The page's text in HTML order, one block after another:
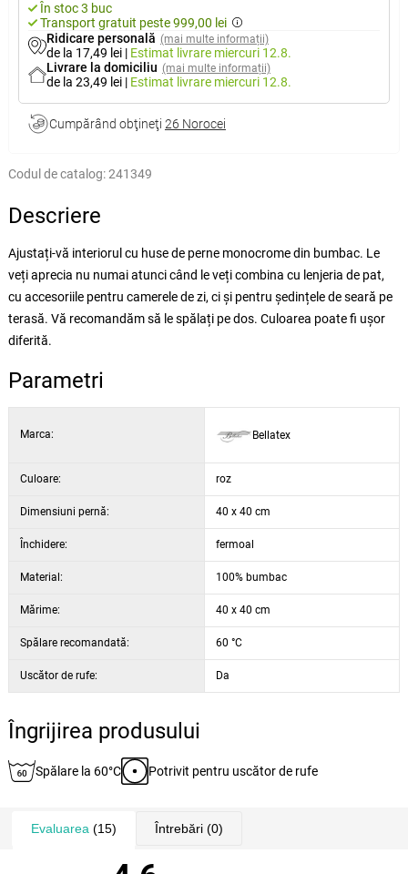
În stoc 3 buc
Transport gratuit peste 999,00 lei
Ridicare personală (mai multe informații)
de la 17,49 lei | Estimat livrare miercuri 12.8.
Livrare la domiciliu (mai multe informații)
de la 23,49 lei | Estimat livrare miercuri 12.8.
Cumpărând obţineţi 26 Norocei
Codul de catalog:241349
Descriere
Ajustați-vă interiorul cu huse de perne monocrome din bumbac. Le
veți aprecia nu numai atunci când le veți combina cu lenjeria de pat,
cu accesoriile pentru camerele de zi, ci și pentru ședințele de seară pe
terasă. Vă recomandăm să le spălați pe dos. Culoarea poate fi ușor
diferită.
Parametri
Marca: Bellatex
Culoare: roz
Dimensiuni pernă: 40 x 40 cm
Închidere: fermoal
Material: 100% bumbac
Mărime: 40 x 40 cm
Spălare recomandată: 60 °C
Uscător de rufe: Da
Îngrijirea produsului
Spălare la 60°C Potrivit pentru uscător de rufe
Evaluarea (15) Întrebări(0)